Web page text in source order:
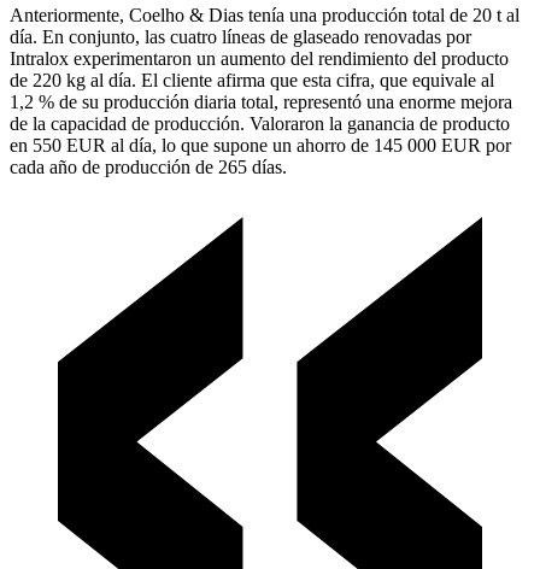
Anteriormente, Coelho & Dias tenía una producción total de 20 t al
día. En conjunto, las cuatro líneas de glaseado renovadas por
Intralox experimentaron un aumento del rendimiento del producto
de 220 kg al día. El cliente afirma que esta cifra, que equivale al
1,2 % de su producción diaria total, representó una enorme mejora
de la capacidad de producción. Valoraron la ganancia de producto
en 550 EUR al día, lo que supone un ahorro de 145 000 EUR por
cada año de producción de 265 días.